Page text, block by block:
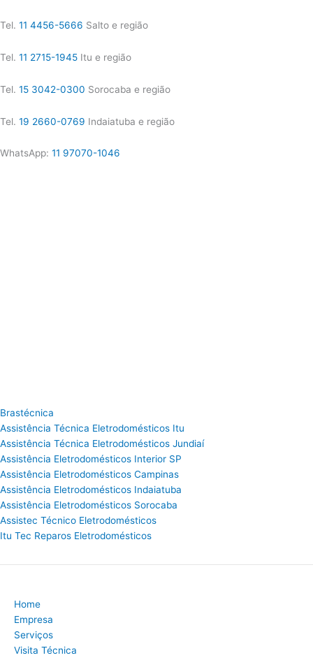
Tel. 11 4456-5666 Salto e região
Tel. 11 2715-1945 Itu e região
Tel. 15 3042-0300 Sorocaba e região
Tel. 19 2660-0769 Indaiatuba e região
WhatsApp: 11 97070-1046
Brastécnica
Assistência Técnica Eletrodomésticos Itu
Assistência Técnica Eletrodomésticos Jundiaí
Assistência Eletrodomésticos Interior SP
Assistência Eletrodomésticos Campinas
Assistência Eletrodomésticos Indaiatuba
Assistência Eletrodomésticos Sorocaba
Assistec Técnico Eletrodomésticos
Itu Tec Reparos Eletrodomésticos
Home
Empresa
Serviços
Visita Técnica